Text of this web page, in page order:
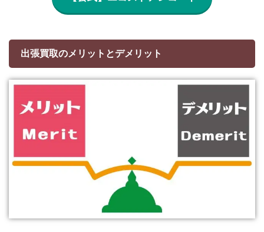
出張買取のメリットとデメリット